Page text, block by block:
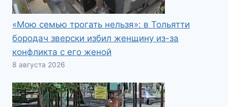
«Мою семью трогать нельзя»: в Тольятти
бородач зверски избил женщину из-за
конфликта с его женой
8 августа 2026